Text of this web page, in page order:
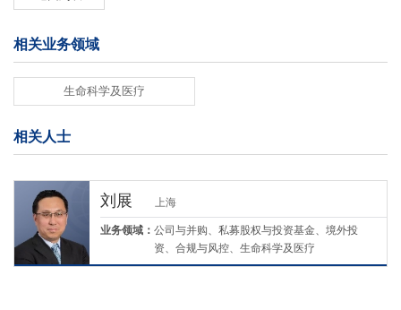
相关业务领域
生命科学及医疗
相关人士
刘展 上海
业务领域： 公司与并购、私募股权与投资基金、境外投
资、合规与风控、生命科学及医疗